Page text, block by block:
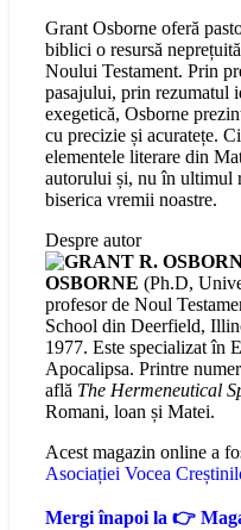
Grant Osborne oferă
biblici o resursă
Noului Testament. Prin
pasajului, prin rezumatul
exegetică, Osborne
cu precizie și acuratețe.
elementele literare din
autorului și, nu în ultimul
biserica vremii noastre.
Despre autor
OSBORNE (Ph.D,
profesor de Noul
School din Deerfield,
1977. Este specializat în
Apocalipsa. Printre
află The Hermeneutical
Romani, loan și Matei.
Acest magazin online a
Asociației Vocea
Mergi înapoi la 👉